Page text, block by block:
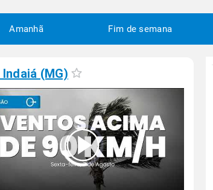
Amanhã Fim de semana
(MG)